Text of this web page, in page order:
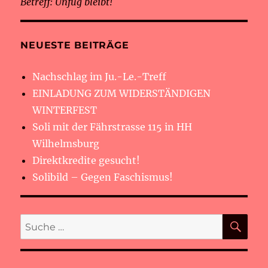
NEUESTE BEITRÄGE
Nachschlag im Ju.-Le.-Treff
EINLADUNG ZUM WIDERSTÄNDIGEN
WINTERFEST
Soli mit der Fährstrasse 115 in HH
Wilhelmsburg
Direktkredite gesucht!
Solibild – Gegen Faschismus!
Suche
nach: